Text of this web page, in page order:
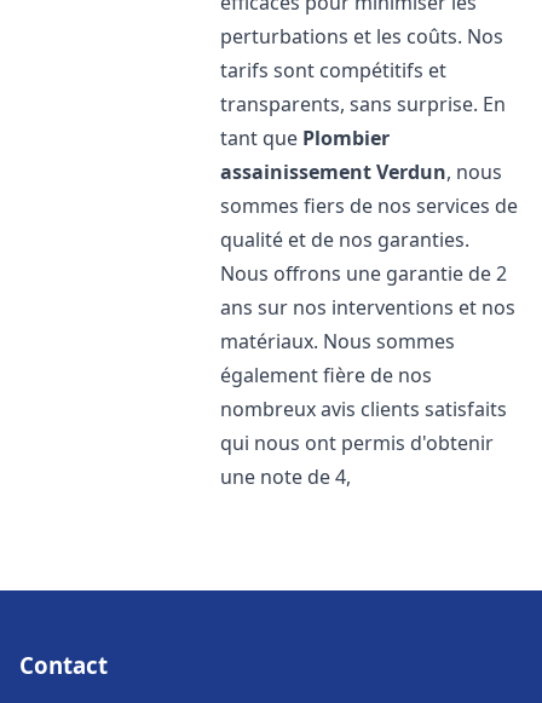
perturbations et les coûts. Nos
tarifs sont compétitifs et
transparents, sans surprise. En
tant que Plombier
assainissementVerdun, nous
sommes fiers de nos services de
qualité et de nos garanties.
Nous offrons une garantie de 2
ans sur nos interventions et nos
matériaux. Nous sommes
également fière de nos
nombreux avis clients satisfaits
qui nous ont permis d'obtenir
une note de 4,
Contact